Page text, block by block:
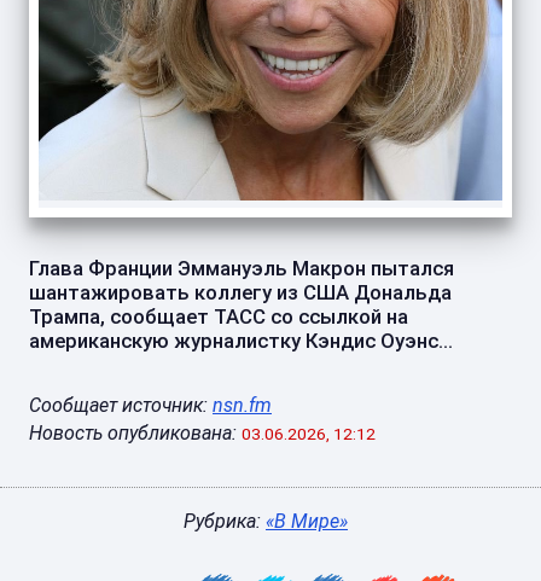
Глава Франции Эммануэль Макрон пытался
шантажировать коллегу из США Дональда
Трампа, сообщает ТАСС со ссылкой на
американскую журналистку Кэндис Оуэнс...
Сообщает источник: nsn.fm
Новость опубликована: 03.06.2026, 12:12
Рубрика: «В Мире»